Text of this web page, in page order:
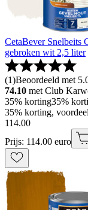
CetaBever Snelbeits
gebroken wit 2,5 liter
(1)Beoordeeld met
74.10 met Club
35% korting35%
35% korting,
114.00
Prijs: 114.00 euro